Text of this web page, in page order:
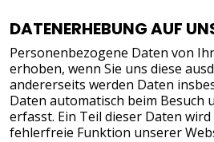
DATENERHEBUNG AUF
Personenbezogene Daten von
erhoben, wenn Sie uns diese
andererseits werden Daten
Daten automatisch beim Besuch
erfasst. Ein Teil dieser Daten
fehlerfreie Funktion unserer